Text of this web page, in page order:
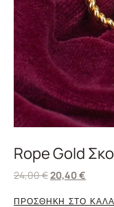
Rope Gold
24,00€20,40€
ΠΡΟΣΘΗΚΗ ΣΤΟ